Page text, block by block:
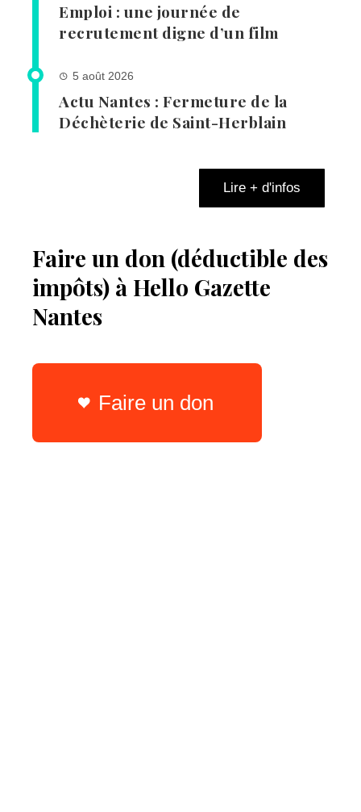
Emploi : une journée de
recrutement digne d’un film
5 août 2026
Actu Nantes : Fermeture de la
Déchèterie de Saint-Herblain
Lire + d'infos
Faire un don (déductible des
impôts) à Hello Gazette
Nantes
Faire un don